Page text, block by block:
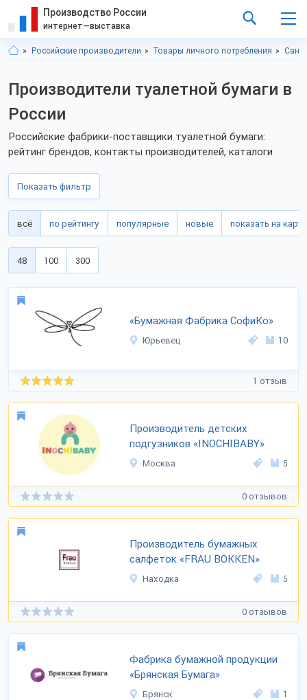
Производство России
интернет—выставка
Российские производители Товары личного потребления
Производители туалетной бумаги в
России
Российские фабрики-поставщики туалетной бумаги:
рейтинг брендов, контакты производителей, каталоги
Показать фильтр
всё по рейтингу популярные новые показать на карте
48 100 300
«Бумажная Фабрика СофиКо»
Юрьевец 10
1 отзыв
Производитель детских
подгузников «INOCHIBABY»
Москва 5
0 отзывов
Производитель бумажных
салфеток «FRAU BÖKKEN»
Находка 5
0 отзывов
Фабрика бумажной продукции
«Брянская Бумага»
Брянск 1